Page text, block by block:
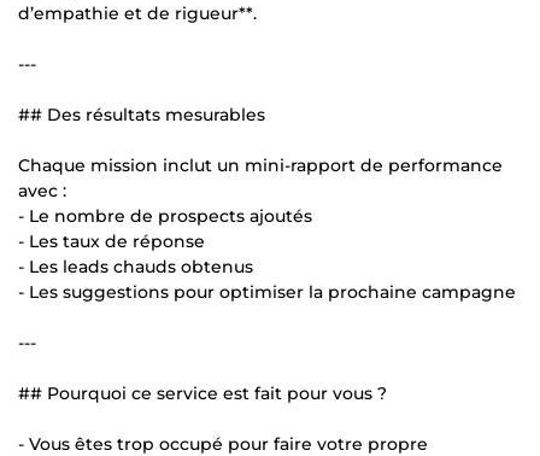
d’empathie et de rigueur**.
---
## Des résultats mesurables
Chaque mission inclut un mini-rapport de performance
avec :
- Le nombre de prospects ajoutés
- Les taux de réponse
- Les leads chauds obtenus
- Les suggestions pour optimiser la prochaine campagne
---
## Pourquoi ce service est fait pour vous ?
- Vous êtes trop occupé pour faire votre propre